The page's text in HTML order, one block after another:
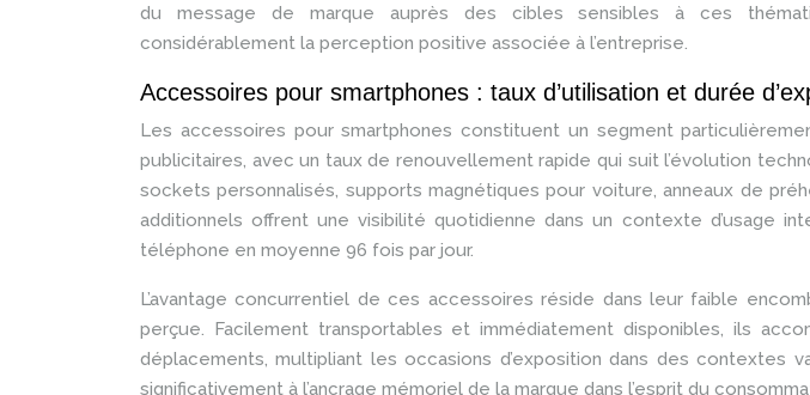
du message de marque auprès des cibles sensibles à ces
considérablement la perception positive associée à l’entreprise.
Accessoires pour smartphones : taux d’utilisation et durée
Les accessoires pour smartphones constituent un segment
publicitaires, avec un taux de renouvellement rapide qui suit l’évolution
sockets personnalisés, supports magnétiques pour voiture, anneaux de
additionnels offrent une visibilité quotidienne dans un contexte d’usage
téléphone en moyenne 96 fois par jour.
L’avantage concurrentiel de ces accessoires réside dans leur faible
perçue. Facilement transportables et immédiatement disponibles, ils
déplacements, multipliant les occasions d’exposition dans des contextes
significativement à l’ancrage mémoriel de la marque dans l’esprit du